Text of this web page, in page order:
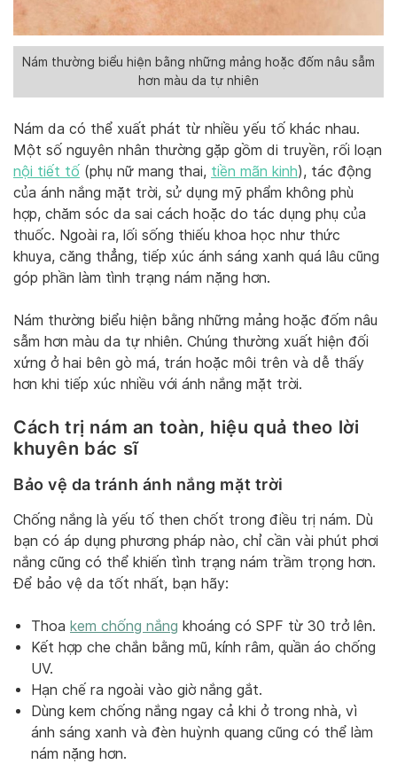
Nám thường biểu hiện bằng những mảng hoặc đốm nâu sẫm
hơn màu da tự nhiên
Nám da có thể xuất phát từ nhiều yếu tố khác nhau.
Một số nguyên nhân thường gặp gồm di truyền, rối loạn
nội tiết tố (phụ nữ mang thai, tiền mãn kinh), tác động
của ánh nắng mặt trời, sử dụng mỹ phẩm không phù
hợp, chăm sóc da sai cách hoặc do tác dụng phụ của
thuốc. Ngoài ra, lối sống thiếu khoa học như thức
khuya, căng thẳng, tiếp xúc ánh sáng xanh quá lâu cũng
góp phần làm tình trạng nám nặng hơn.
Nám thường biểu hiện bằng những mảng hoặc đốm nâu
sẫm hơn màu da tự nhiên. Chúng thường xuất hiện đối
xứng ở hai bên gò má, trán hoặc môi trên và dễ thấy
hơn khi tiếp xúc nhiều với ánh nắng mặt trời.
Cách trị nám an toàn, hiệu quả theo lời
khuyên bác sĩ
Bảo vệ da tránh ánh nắng mặt trời
Chống nắng là yếu tố then chốt trong điều trị nám. Dù
bạn có áp dụng phương pháp nào, chỉ cần vài phút phơi
nắng cũng có thể khiến tình trạng nám trầm trọng hơn.
Để bảo vệ da tốt nhất, bạn hãy:
Thoa kem chống nắng khoáng có SPF từ 30 trở lên.
Kết hợp che chắn bằng mũ, kính râm, quần áo chống
UV.
Hạn chế ra ngoài vào giờ nắng gắt.
Dùng kem chống nắng ngay cả khi ở trong nhà, vì
ánh sáng xanh và đèn huỳnh quang cũng có thể làm
nám nặng hơn.